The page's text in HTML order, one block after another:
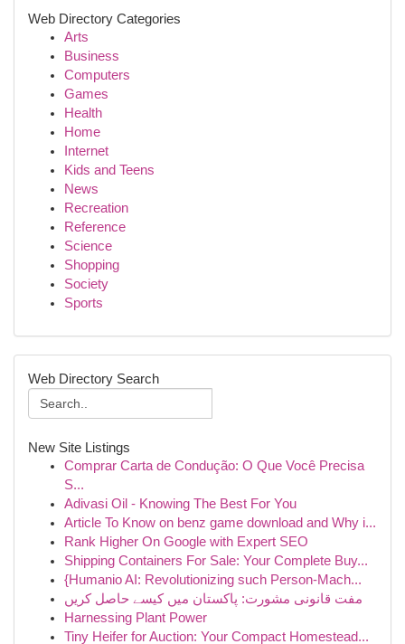
Web Directory Categories
Arts
Business
Computers
Games
Health
Home
Internet
Kids and Teens
News
Recreation
Reference
Science
Shopping
Society
Sports
Web Directory Search
New Site Listings
Comprar Carta de Condução: O Que Você Precisa
S...
Adivasi Oil - Knowing The Best For You
Article To Know on benz game download and Why i...
Rank Higher On Google with Expert SEO
Shipping Containers For Sale: Your Complete Buy...
{Humanio AI: Revolutionizing such Person-Mach...
مفت قانونی مشورت: پاکستان میں کیسے حاصل کریں
Harnessing Plant Power
Tiny Heifer for Auction: Your Compact Homestead...